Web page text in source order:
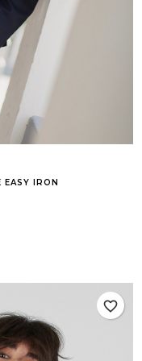
EASY IRON
favorite_border